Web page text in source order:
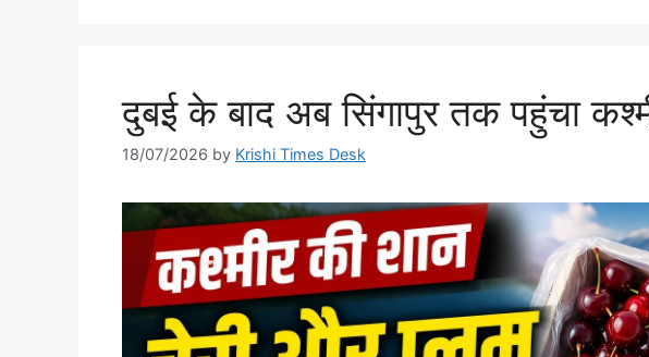
दुबई के बाद अब सिंगापुर तक पहुंचा
18/07/2026 by Krishi Times Desk